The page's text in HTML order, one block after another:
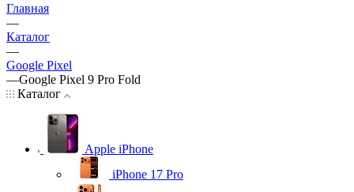
Главная
—
Каталог
—
Google Pixel
—Google Pixel 9 Pro Fold
Каталог
Apple iPhone
iPhone 17 Pro